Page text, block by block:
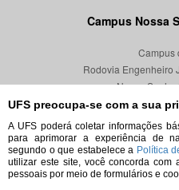
UFS preocupa-se com a sua
A UFS poderá coletar informações
para aprimorar a experiência de
segundo o que estabelece a Política
utilizar este site, você concorda com
pessoais por meio de formulários e
Campus Nossa
Campus
Rodovia Engenheiro
Nossa
CEP